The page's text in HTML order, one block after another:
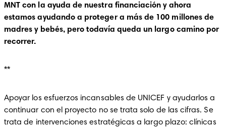
MNT con la ayuda de nuestra financiación y ahora
estamos ayudando a proteger a más de 100 millones de
madres y bebés, pero todavía queda un largo camino por
recorrer.
**
Apoyar los esfuerzos incansables de UNICEF y ayudarlos a
continuar con el proyecto no se trata solo de las cifras. Se
trata de intervenciones estratégicas a largo plazo: clínicas